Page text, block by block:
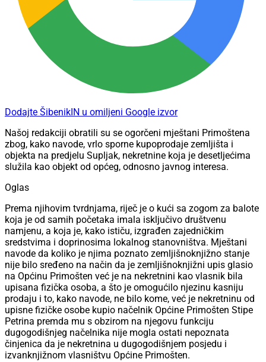
Dodajte ŠibenikIN u omiljeni Google izvor
Našoj redakciji obratili su se ogorčeni mještani Primoštena
zbog, kako navode, vrlo sporne kupoprodaje zemljišta i
objekta na predjelu Supljak, nekretnine koja je desetljećima
služila kao objekt od općeg, odnosno javnog interesa.
Oglas
Prema njihovim tvrdnjama, riječ je o kući sa zogom za balote
koja je od samih početaka imala isključivo društvenu
namjenu, a koja je, kako ističu, izgrađen zajedničkim
sredstvima i doprinosima lokalnog stanovništva. Mještani
navode da koliko je njima poznato zemljišnoknjižno stanje
nije bilo sređeno na način da je zemljišnoknjižni upis glasio
na Općinu Primošten već je na nekretnini kao vlasnik bila
upisana fizička osoba, a što je omogućilo njezinu kasniju
prodaju i to, kako navode, ne bilo kome, već je nekretninu od
upisne fizičke osobe kupio načelnik Općine Primošten Stipe
Petrina premda mu s obzirom na njegovu funkciju
dugogodišnjeg načelnika nije mogla ostati nepoznata
činjenica da je nekretnina u dugogodišnjem posjedu i
izvanknjižnom vlasništvu Općine Primošten.